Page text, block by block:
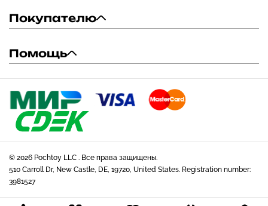
Покупателю
Помощь
© 2026 Pochtoy LLC . Все права защищены.
510 Carroll Dr, New Castle, DE, 19720, United States. Registration number:
3981527